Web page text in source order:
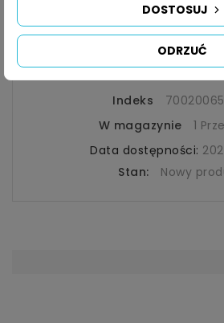
SZCZEGÓŁY
Indeks
W magazynie
1
Data dostępności:
Stan:
Nowy
ODRZUĆ
DOSTOSUJ